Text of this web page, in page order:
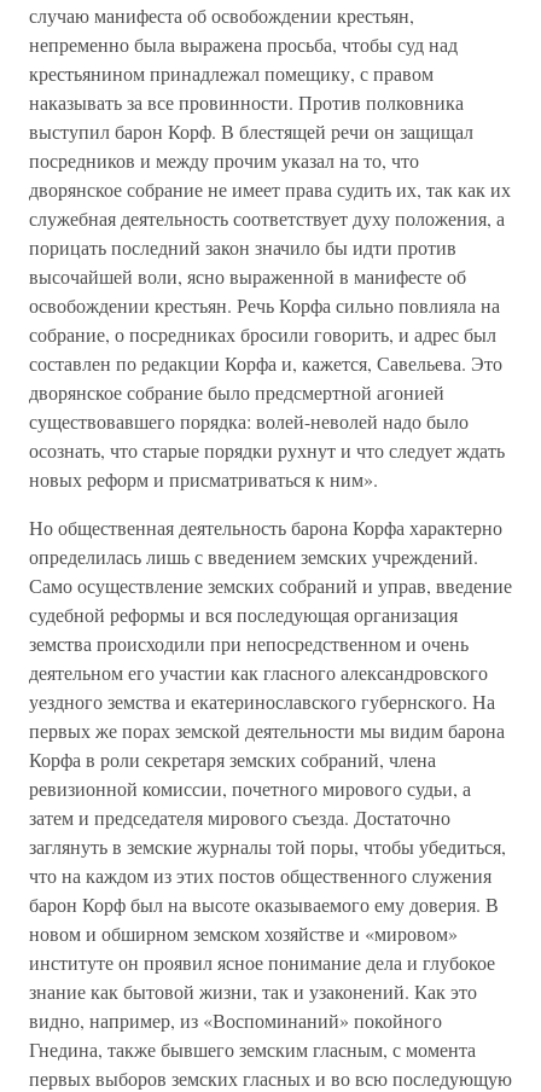
случаю манифеста об освобождении крестьян,
непременно была выражена просьба, чтобы суд над
крестьянином принадлежал помещику, с правом
наказывать за все провинности. Против полковника
выступил барон Корф. В блестящей речи он защищал
посредников и между прочим указал на то, что
дворянское собрание не имеет права судить их, так как их
служебная деятельность соответствует духу положения, а
порицать последний закон значило бы идти против
высочайшей воли, ясно выраженной в манифесте об
освобождении крестьян. Речь Корфа сильно повлияла на
собрание, о посредниках бросили говорить, и адрес был
составлен по редакции Корфа и, кажется, Савельева. Это
дворянское собрание было предсмертной агонией
существовавшего порядка: волей-неволей надо было
осознать, что старые порядки рухнут и что следует ждать
новых реформ и присматриваться к ним».
Но общественная деятельность барона Корфа характерно
определилась лишь с введением земских учреждений.
Само осуществление земских собраний и управ, введение
судебной реформы и вся последующая организация
земства происходили при непосредственном и очень
деятельном его участии как гласного александровского
уездного земства и екатеринославского губернского. На
первых же порах земской деятельности мы видим барона
Корфа в роли секретаря земских собраний, члена
ревизионной комиссии, почетного мирового судьи, а
затем и председателя мирового съезда. Достаточно
заглянуть в земские журналы той поры, чтобы убедиться,
что на каждом из этих постов общественного служения
барон Корф был на высоте оказываемого ему доверия. В
новом и обширном земском хозяйстве и «мировом»
институте он проявил ясное понимание дела и глубокое
знание как бытовой жизни, так и узаконений. Как это
видно, например, из «Воспоминаний» покойного
Гнедина, также бывшего земским гласным, с момента
первых выборов земских гласных и во всю последующую